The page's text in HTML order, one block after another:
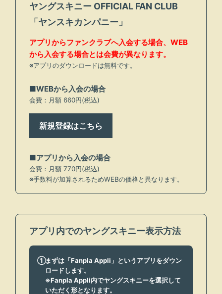
BLOG
RADIO
ヤングスキニー OFFICIAL FAN CLUB
「ヤンスキカンパニー」
アプリからファンクラブへ入会する場合、WEB
から入会する場合とは会費が異なります。
※アプリのダウンロードは無料です。
■WEBから入会の場合
会費：月額 660円(税込)
新規登録はこちら
■アプリから入会の場合
会費：月額 770円(税込)
※手数料が加算されるためWEBの価格と異なります。
アプリ内でのヤングスキニー表示方法
まずは「Fanpla Appli」というアプリをダウン
ロードします。
※Fanpla Appli内でヤングスキニーを選択して
いただく形となります。